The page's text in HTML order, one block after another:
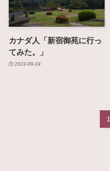
カナダ人「新宿御苑に行っ
てみた。」
2022-09-19
1